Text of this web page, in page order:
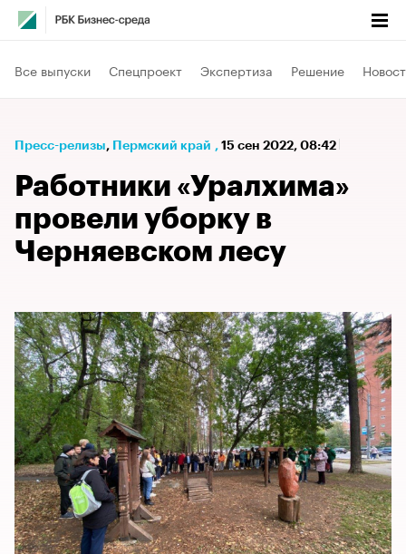
Все выпуски Спецпроект Экспертиза Решение
Пресс-релизы⁠, Пермский край , 15 сен 2022, 08:42
Работники «Уралхима»
провели уборку в
Черняевском лесу